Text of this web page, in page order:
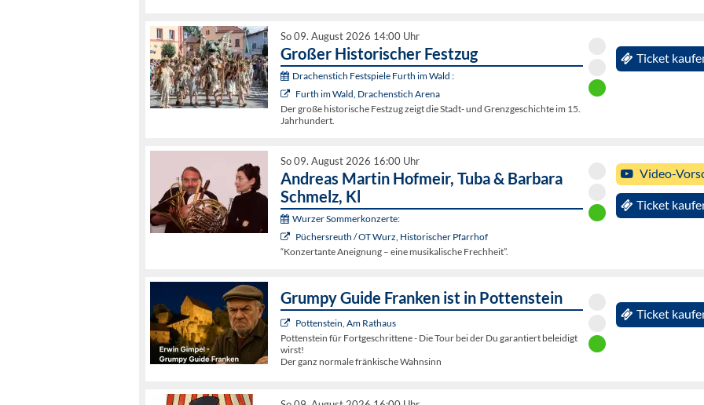
So 09. August 2026 14:00 Uhr
Großer Historischer Festzug
Drachenstich Festspiele Furth im Wald :
Furth im Wald, Drachenstich Arena
Der große historische Festzug zeigt die Stadt- und Grenzgeschichte im 15.
Jahrhundert.
Ticket
So 09. August 2026 16:00 Uhr
Andreas Martin Hofmeir, Tuba & Barbara
Schmelz, Kl
Wurzer Sommerkonzerte:
Püchersreuth / OT Wurz, Historischer Pfarrhof
“Konzertante Aneignung – eine musikalische Frechheit”.
Video-
Ticket
Grumpy Guide Franken ist in Pottenstein
Pottenstein, Am Rathaus
Pottenstein für Fortgeschrittene - Die Tour bei der Du garantiert beleidigt
wirst!
Der ganz normale fränkische Wahnsinn
Ticket